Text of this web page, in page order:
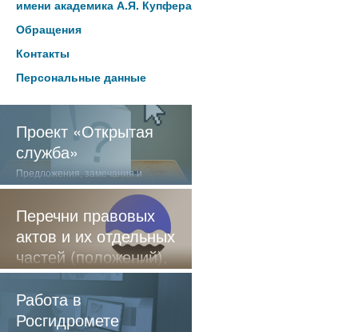
имени академика А.Я. Купфера
Обращения
Контакты
Персональные данные
Проект «Открытая
служба»
Предложения, замечания и
отзывы о нашей работе
Перечни правовых
актов и их отдельных
частей (положений),
содержащие
обязательные
требования
Работа в
Росгидромете